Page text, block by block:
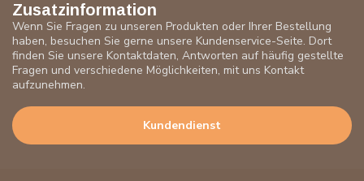
Zusatzinformation
Wenn Sie Fragen zu unseren Produkten oder Ihrer Bestellung
haben, besuchen Sie gerne unsere Kundenservice-Seite. Dort
finden Sie unsere Kontaktdaten, Antworten auf häufig gestellte
Fragen und verschiedene Möglichkeiten, mit uns Kontakt
aufzunehmen.
Kundendienst